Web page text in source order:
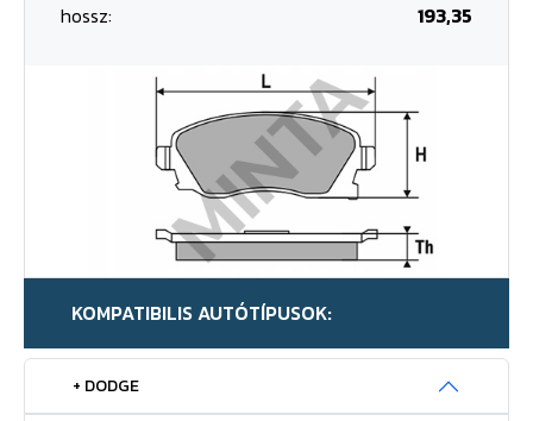
hossz:
193,35
KOMPATIBILIS AUTÓTÍPUSOK:
+ DODGE